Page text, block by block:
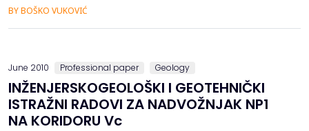
koristiti. Kompleksno korišćenje mineralno sirovinske baze je u
interesu povećanja dohotka i što racionalnijeg iskorišćenja
BY BOŠKO VUKOVIĆ
June 2010 Professional paper Geology
INŽENJERSKOGEOLOŠKI I GEOTEHNIČKI
ISTRAŽNI RADOVI ZA NADVOŽNJAK NP1
NA KORIDORU Vc